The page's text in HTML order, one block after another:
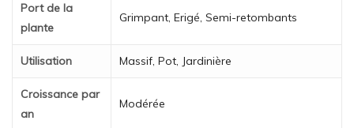
Port de la
plante
Grimpant, Erigé, Semi-retombants
Utilisation Massif, Pot, Jardinière
Croissance par
an
Modérée